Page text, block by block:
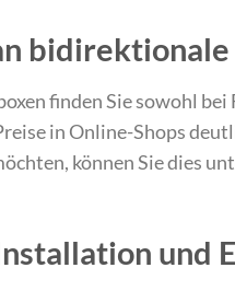
finden Sie sowohl
in Online-Shops
können Sie dies
und